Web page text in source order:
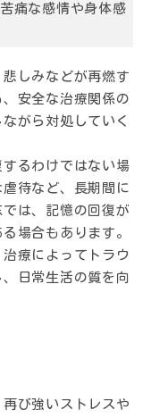
痛な感情や身体感
しみなどが再燃す
安全な治療関係の
がら対処していく
るわけではない場
待など、長期間に
は、記憶の回復が
場合もあります。
療によってトラウ
日常生活の質を向
び強いストレスや